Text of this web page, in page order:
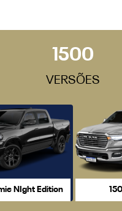
1500
VERSÕES
NIght Edition